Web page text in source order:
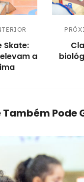
Skate:
a
Também Pode